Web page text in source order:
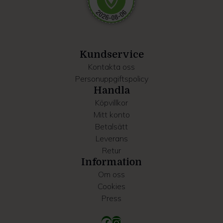
Dessa kan i sin tur kombinera informationen med annan
information som du har tillhandahållit eller som de har
samlat in när du har använt deras tjänster.
Kundservice
Kontakta oss
Personuppgiftspolicy
Handla
Köpvillkor
Mitt konto
Betalsätt
Leverans
Retur
Information
Om oss
Cookies
Press